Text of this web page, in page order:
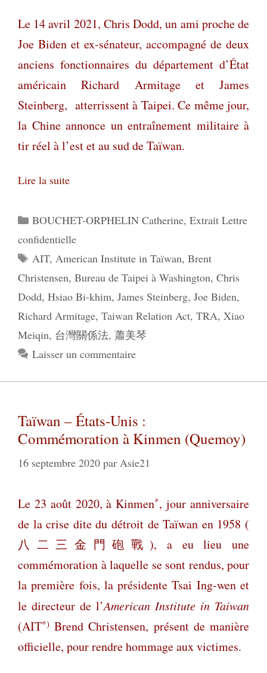
Le 14 avril 2021, Chris Dodd, un ami proche de
Joe Biden et ex-sénateur, accompagné de deux
anciens fonctionnaires du département d’État
américain Richard Armitage et James
Steinberg, atterrissent à Taipei. Ce même jour,
la Chine annonce un entraînement militaire à
tir réel à l’est et au sud de Taïwan.
Lire la suite
Catégories
BOUCHET-ORPHELIN Catherine, Extrait Lettre
confidentielle
Étiquettes
AIT, American Institute in Taïwan, Brent
Christensen, Bureau de Taipei à Washington, Chris
Dodd, Hsiao Bi-khim, James Steinberg, Joe Biden,
Richard Armitage, Taiwan Relation Act, TRA, Xiao
Meiqin, 台灣關係法, 蕭美琴
Laisser un commentaire
Taïwan – États-Unis :
Commémoration à Kinmen (Quemoy)
16 septembre 2020 par Asie21
Le 23 août 2020, à Kinmen*, jour anniversaire
de la crise dite du détroit de Taïwan en 1958 (
八二三金門砲戰), a eu lieu une
commémoration à laquelle se sont rendus, pour
la première fois, la présidente Tsai Ing-wen et
le directeur de l’American Institute in Taiwan
(AIT*) Brend Christensen, présent de manière
officielle, pour rendre hommage aux victimes.